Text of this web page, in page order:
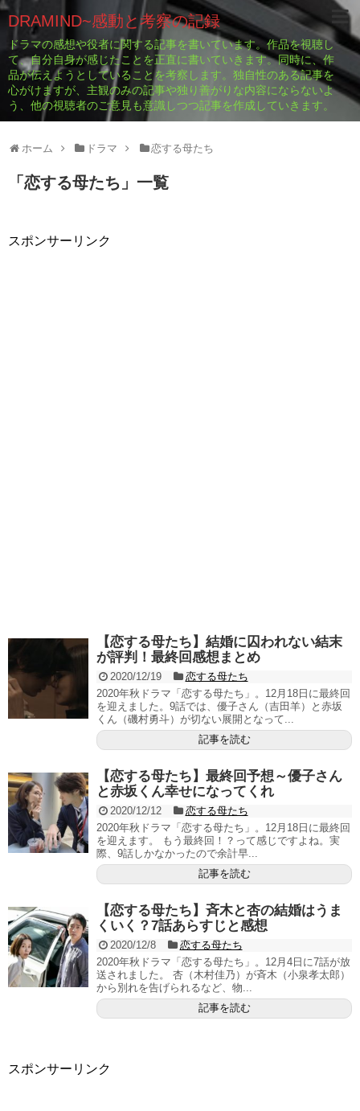
DRAMIND~感動と考察の記録
ドラマの感想や役者に関する記事を書いています。作品を視聴し
て、自分自身が感じたことを正直に書いていきます。同時に、作
品が伝えようとしていることを考察します。独自性のある記事を
心がけますが、主観のみの記事や独り善がりな内容にならないよ
う、他の視聴者のご意見も意識しつつ記事を作成していきます。
ホーム ドラマ 恋する母たち
「 恋する母たち 」 一覧
スポンサーリンク
【恋する母たち】結婚に囚われない結末
が評判！最終回感想まとめ
2020/12/19
恋する母たち
2020年秋ドラマ「恋する母たち」。12月18日に最終回
を迎えました。9話では、優子さん（吉田羊）と赤坂
くん（磯村勇斗）が切ない展開となって...
記事を読む
【恋する母たち】最終回予想～優子さん
と赤坂くん幸せになってくれ
2020/12/12
恋する母たち
2020年秋ドラマ「恋する母たち」。12月18日に最終回
を迎えます。 もう最終回！？って感じですよね。実
際、9話しかなかったので余計早...
記事を読む
【恋する母たち】斉木と杏の結婚はうま
くいく？7話あらすじと感想
2020/12/8
恋する母たち
2020年秋ドラマ「恋する母たち」。12月4日に7話が放
送されました。 杏（木村佳乃）が斉木（小泉孝太郎）
から別れを告げられるなど、物...
記事を読む
スポンサーリンク